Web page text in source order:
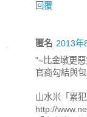
回覆
匿名 2013年
"~比金墩更
官商勾結與
山水米「累
http://